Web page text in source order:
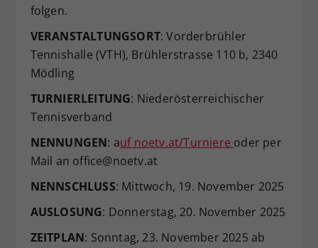
folgen.
VERANSTALTUNGSORT: Vorderbrühler
Tennishalle (VTH), Brühlerstrasse 110 b, 2340
Mödling
TURNIERLEITUNG: Niederösterreichischer
Tennisverband
NENNUNGEN: auf noetv.at/Turniere oder per
Mail an office@noetv.at
NENNSCHLUSS: Mittwoch, 19. November 2025
AUSLOSUNG: Donnerstag, 20. November 2025
ZEITPLAN: Sonntag, 23. November 2025 ab
Einstellungen. Unter anderem eine
zufällig generierte ID, für die
historische Speicherung Ihrer
Webseiten-Betreiber dies eingestellt
hat.